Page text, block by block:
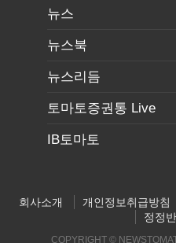
뉴스
뉴스북
뉴스리듬
토마토증권통 Live
IB토마토
회사소개 개인정보취급방침
정정
COPYRIGHT ©